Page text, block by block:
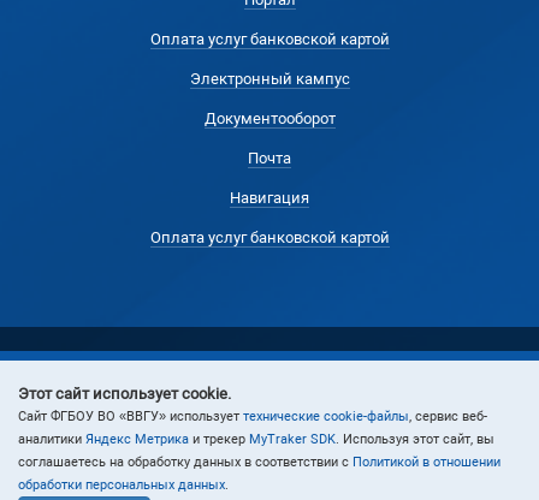
Оплата услуг банковской картой
Электронный кампус
Документооборот
Почта
Навигация
Оплата услуг банковской картой
© 2024 Владивостокский государственный университет
Этот сайт использует cookie.
Cайт ФГБОУ ВО «ВВГУ» использует технические cookie-файлы, сервис веб-
аналитики Яндекс Метрика и трекер MyTraker SDK. Используя этот сайт, вы
соглашаетесь на обработку данных в соответствии с Политикой в отношении
обработки персональных данных.